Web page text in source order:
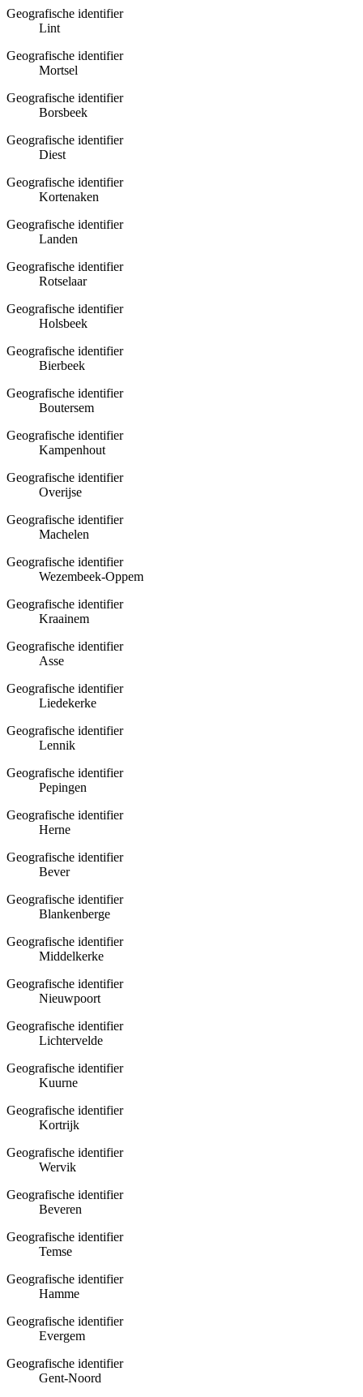
Geografische identifier
Lint
Geografische identifier
Mortsel
Geografische identifier
Borsbeek
Geografische identifier
Diest
Geografische identifier
Kortenaken
Geografische identifier
Landen
Geografische identifier
Rotselaar
Geografische identifier
Holsbeek
Geografische identifier
Bierbeek
Geografische identifier
Boutersem
Geografische identifier
Kampenhout
Geografische identifier
Overijse
Geografische identifier
Machelen
Geografische identifier
Wezembeek-Oppem
Geografische identifier
Kraainem
Geografische identifier
Asse
Geografische identifier
Liedekerke
Geografische identifier
Lennik
Geografische identifier
Pepingen
Geografische identifier
Herne
Geografische identifier
Bever
Geografische identifier
Blankenberge
Geografische identifier
Middelkerke
Geografische identifier
Nieuwpoort
Geografische identifier
Lichtervelde
Geografische identifier
Kuurne
Geografische identifier
Kortrijk
Geografische identifier
Wervik
Geografische identifier
Beveren
Geografische identifier
Temse
Geografische identifier
Hamme
Geografische identifier
Evergem
Geografische identifier
Gent-Noord